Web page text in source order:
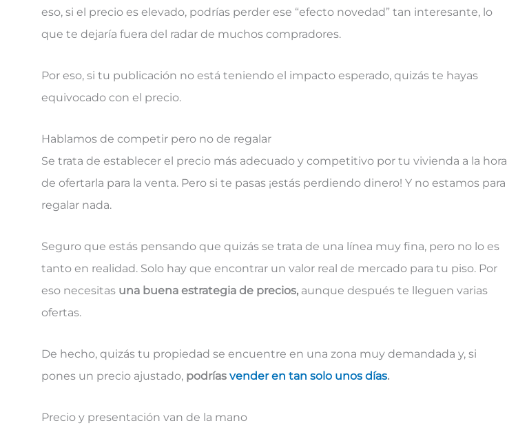
eso, si el precio es elevado, podrías perder ese “efecto novedad” tan interesante, lo
que te dejaría fuera del radar de muchos compradores.
Por eso, si tu publicación no está teniendo el impacto esperado, quizás te hayas
equivocado con el precio.
Hablamos de competir pero no de regalar
Se trata de establecer el precio más adecuado y competitivo por tu vivienda a la hora
de ofertarla para la venta. Pero si te pasas ¡estás perdiendo dinero! Y no estamos para
regalar nada.
Seguro que estás pensando que quizás se trata de una línea muy fina, pero no lo es
tanto en realidad. Solo hay que encontrar un valor real de mercado para tu piso. Por
eso necesitas una buena estrategia de precios, aunque después te lleguen varias
ofertas.
De hecho, quizás tu propiedad se encuentre en una zona muy demandada y, si
pones un precio ajustado, podrías vender en tan solo unos días.
Precio y presentación van de la mano